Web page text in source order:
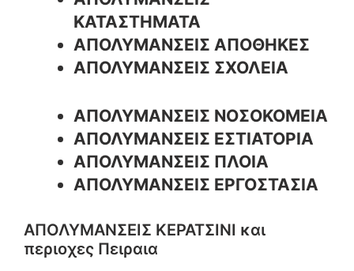
ΚΑΤΑΣΤΗΜΑΤΑ
ΑΠΟΛΥΜΑΝΣΕΙΣ ΑΠΟΘΗΚΕΣ
ΑΠΟΛΥΜΑΝΣΕΙΣ ΣΧΟΛΕΙΑ
ΑΠΟΛΥΜΑΝΣΕΙΣ ΝΟΣΟΚΟΜΕΙΑ
ΑΠΟΛΥΜΑΝΣΕΙΣ ΕΣΤΙΑΤΟΡΙΑ
ΑΠΟΛΥΜΑΝΣΕΙΣ ΠΛΟΙΑ
ΑΠΟΛΥΜΑΝΣΕΙΣ ΕΡΓΟΣΤΑΣΙΑ
ΑΠΟΛΥΜΑΝΣΕΙΣ ΚΕΡΑΤΣΙΝΙ και
περιοχες Πειραια